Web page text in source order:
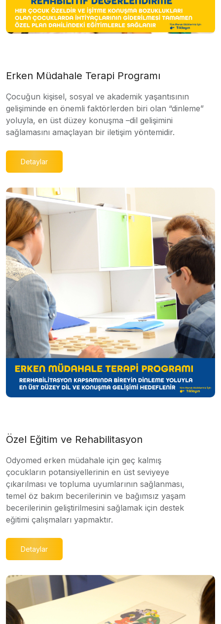
Erken Müdahale Terapi Programı
Çocuğun kişisel, sosyal ve akademik yaşantısının
gelişiminde en önemli faktörlerden biri olan “dinleme”
yoluyla, en üst düzey konuşma –dil gelişimini
sağlamasını amaçlayan bir iletişim yöntemidir.
Detaylar
Özel Eğitim ve Rehabilitasyon
Odyomed erken müdahale için geç kalmış
çocukların potansiyellerinin en üst seviyeye
çıkarılması ve topluma uyumlarının sağlanması,
temel öz bakım becerilerinin ve bağımsız yaşam
becerilerinin geliştirilmesini sağlamak için destek
eğitimi çalışmaları yapmaktır.
Detaylar